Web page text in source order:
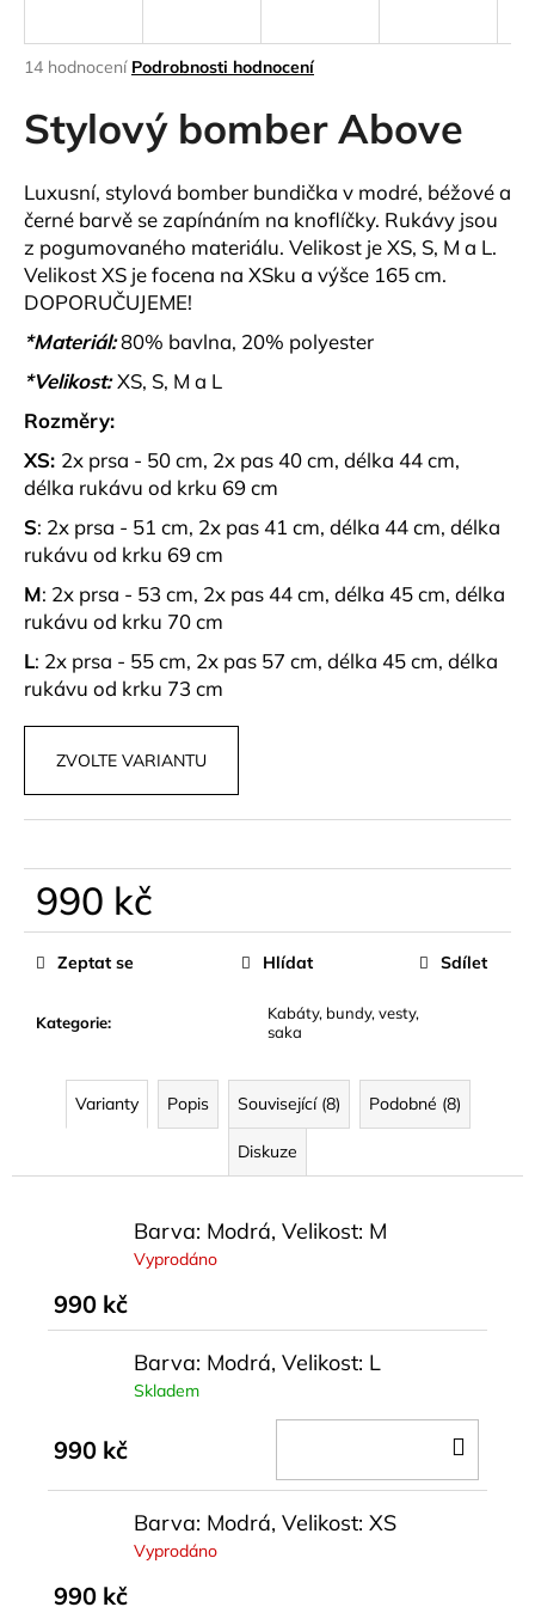
Průměrné
produktu
je
5
hvězdiček.
14 hodnocení Podrobnosti hodnocení
Stylový bomber Above
Luxusní, stylová bomber bundička v modré, béžové a
černé barvě se zapínáním na knoflíčky. Rukávy jsou
z pogumovaného materiálu. Velikost je XS, S, M a L.
Velikost XS je focena na XSku a výšce 165 cm.
DOPORUČUJEME!
*Materiál:80% bavlna, 20% polyester
*Velikost: XS, S, M a L
Rozměry:
XS: 2x prsa - 50 cm, 2x pas 40 cm, délka 44 cm,
délka rukávu od krku 69 cm
S: 2x prsa - 51 cm, 2x pas 41 cm, délka 44 cm, délka
rukávu od krku 69 cm
M: 2x prsa - 53 cm, 2x pas 44 cm, délka 45 cm, délka
rukávu od krku 70 cm
L: 2x prsa - 55 cm, 2x pas 57 cm, délka 45 cm, délka
rukávu od krku 73 cm
ZVOLTE VARIANTU
990 kč
Měrná
Kategorie:
Kabáty, bundy, vesty,
saka
Zeptat se Hlídat Sdílet
Varianty Popis Související (8) Podobné (8)
Diskuze
Barva: Modrá, Velikost: M
Vyprodáno
990 kč
Barva: Modrá, Velikost: L
Skladem
990 kč
Barva: Modrá, Velikost: XS
Vyprodáno
990 kč
j
t
?
HLEDAT
D
o
p
o
r
u
č
u
j
e
e
SKORT
LYSORA